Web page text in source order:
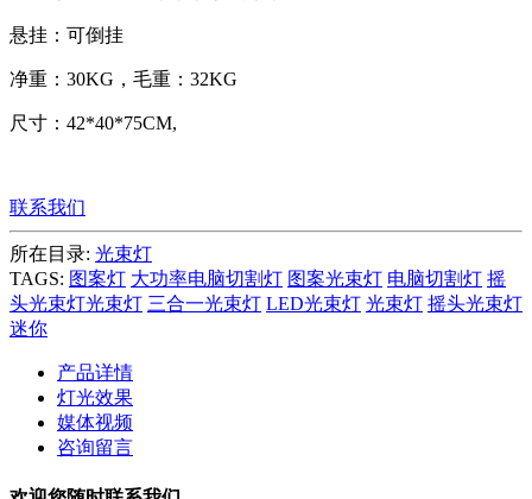
悬挂：可倒挂
净重：30KG，毛重：32KG
尺寸：42*40*75CM,
联系我们
所在目录: 光束灯
TAGS: 图案灯 大功率电脑切割灯 图案光束灯 电脑切割灯 摇
头光束灯光束灯 三合一光束灯 LED光束灯 光束灯 摇头光束灯
迷你
产品详情
灯光效果
媒体视频
咨询留言